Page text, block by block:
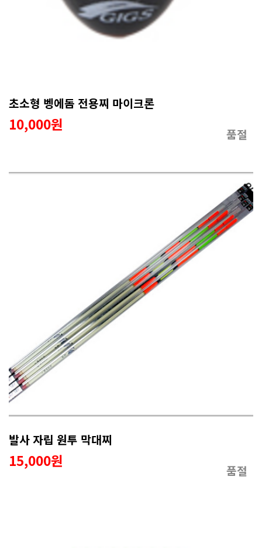
초소형 벵에돔 전용찌 마이크론
품절
10,000원
발사 자립 원투 막대찌
품절
15,000원